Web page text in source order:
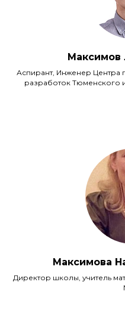
Максимов
Аспирант, Инженер Центра
разработок Тюменского
Максимова
Директор школы, учитель